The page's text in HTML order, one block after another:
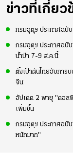
ข่าวที่เกี่ยว
กรมอุตุฯ ประกาศฉบั
กรมอุตุฯ ประกาศฉบั
น้ำป่า 7-9 ส.ค.นี้
ตั้งเป้าดันไทยฮับการ
จีน
อัปเดต 2 พายุ "ดอล
เพิ่มขึ้น
กรมอุตุฯ ประกาศฉบั
หนักมาก"